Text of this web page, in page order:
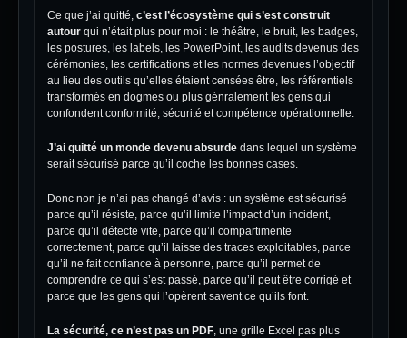
Ce que j’ai quitté, c’est l’écosystème qui s’est construit
autour qui n’était plus pour moi : le théâtre, le bruit, les badges,
les postures, les labels, les PowerPoint, les audits devenus des
cérémonies, les certifications et les normes devenues l’objectif
au lieu des outils qu’elles étaient censées être, les référentiels
transformés en dogmes ou plus génralement les gens qui
confondent conformité, sécurité et compétence opérationnelle.
J’ai quitté un monde devenu absurde dans lequel un système
serait sécurisé parce qu’il coche les bonnes cases.
Donc non je n’ai pas changé d’avis : un système est sécurisé
parce qu’il résiste, parce qu’il limite l’impact d’un incident,
parce qu’il détecte vite, parce qu’il compartimente
correctement, parce qu’il laisse des traces exploitables, parce
qu’il ne fait confiance à personne, parce qu’il permet de
comprendre ce qui s’est passé, parce qu’il peut être corrigé et
parce que les gens qui l’opèrent savent ce qu’ils font.
La sécurité, ce n’est pas un PDF, une grille Excel pas plus